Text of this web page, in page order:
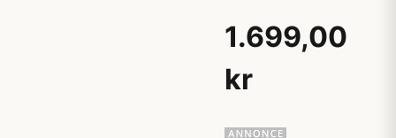
1.699,00
kr